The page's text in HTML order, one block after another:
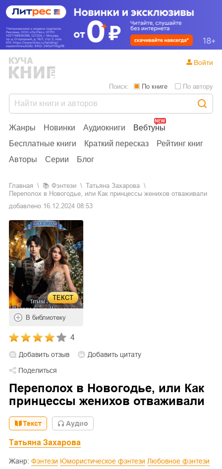
Жанры Новинки Аудиокниги
Вебтуны
Бесплатные книги
Краткий пересказ
Рейтинг книг
Авторы
Серии Блог
Поиск: По книге По автору
Войти
Главная 📚 фэнтези
Татьяна Захарова
Переполох в Новогодье, или Как принцессы женихов отваживали
добавлено 16.12.2024 08:53
ТЕКСТ
В библиотеку
4
Добавить отзыв
Добавить цитату
Поделиться
Переполох в Новогодье, или Как
принцессы женихов отваживали
Текст Aудио
Татьяна Захарова
Жанр: Фэнтези Юмористическое фэнтези
Любовное фэнтези